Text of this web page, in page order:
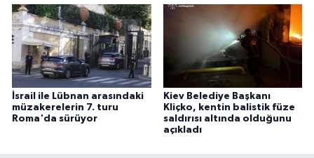
İsrail ile Lübnan arasındaki
müzakerelerin 7. turu
Roma'da sürüyor
Kiev Belediye Başkanı
Kliçko, kentin balistik füze
saldırısı altında olduğunu
açıkladı